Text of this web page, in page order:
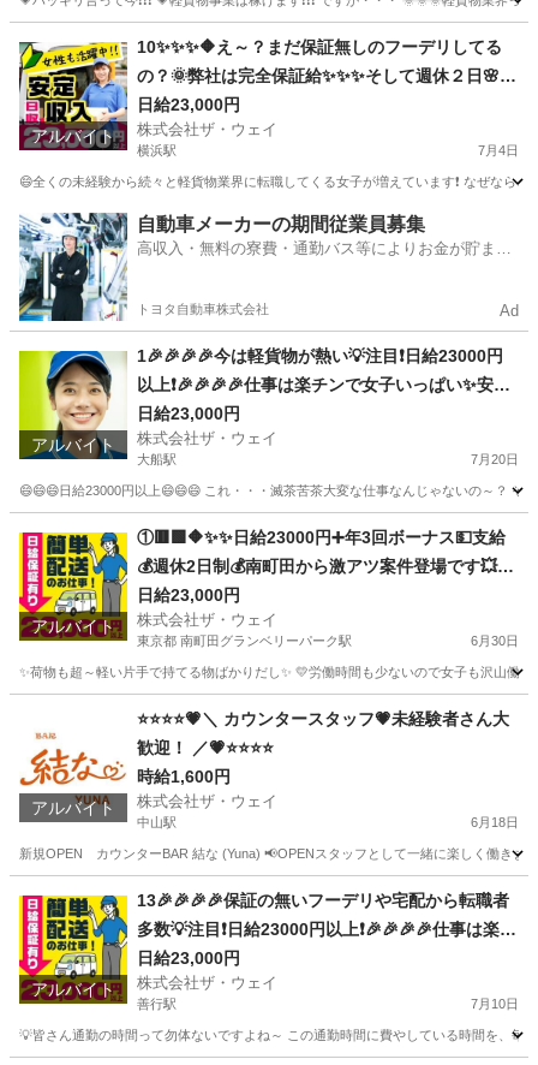
相模大野駅 ドライバー ネットスーパー
アルバイト
10✨✨✨🔶え～？まだ保証無しのフーデリしてる
の？🌞弊社は完全保証給✨✨✨そして週休２日🌸安
定収入で女子いっぱい🎉さぁ～集まれ～🎵
日給23,000円
株式会社ザ・ウェイ
横浜駅 7月4日
😄全くの未経験から続々と軽貨物業界に転職してくる女子が増えています❗️ なぜなら
神奈川 横浜市 横浜駅 配送 ネットスーパー
自動車メーカーの期間従業員募集
高収入・無料の寮費・通勤バス等によりお金が貯まり
トヨタ自動車株式会社 Ad
アルバイト
1🎉🎉🎉🎉今は軽貨物が熱い💡注目❗️日給23000円
以上❗️🎉🎉🎉🎉仕事は楽チンで女子いっぱい✨安定
収入😄完全週休2日制だよ💗
日給23,000円
株式会社ザ・ウェイ
大船駅 7月20日
😄😄😄日給23000円以上😄😄😄 これ・・・滅茶苦茶大変な仕事なんじゃないの～？
大船駅 ドライバー ネットスーパー
アルバイト
①🟥🟩🔶✨✨日給23000円➕年3回ボーナス💵支給
💰週休2日制💰南町田から激アツ案件登場です💥地
方から応募も大歓迎😄女子でも楽々🎵✨
日給23,000円
株式会社ザ・ウェイ
東京都 南町田グランベリーパーク駅 6月30日
✨荷物も超～軽い片手で持てる物ばかりだし✨ 💛労働時間も少ないので女子も沢山働
南町田グランベリーパーク駅 配送 ギグワーク
アルバイト
⭐⭐⭐⭐💗＼ カウンタースタッフ💗未経験者さん大
歓迎！ ／💗⭐⭐⭐⭐
時給1,600円
株式会社ザ・ウェイ
中山駅 6月18日
新規OPEN カウンターBAR 結な (Yuna) 📢OPENスタッフとして一緒に楽しく働きま
中山駅 その他
アルバイト
13🎉🎉🎉🎉保証の無いフーデリや宅配から転職者
多数💡注目❗️日給23000円以上❗️🎉🎉🎉🎉仕事は楽チ
ンで女子いっぱい✨安定収入😄完全週休2日制だよ
💗
日給23,000円
株式会社ザ・ウェイ
善行駅 7月10日
💡皆さん通勤の時間って勿体ないですよね～ この通勤時間に費やしている時間を、